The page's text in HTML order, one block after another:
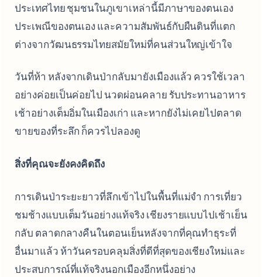
ประเทศไทย ชุมชนในภูเขาเหล่านี้มีภาษาของตนเอง
ประเพณีของตนเอง และความสัมพันธ์กับผืนดินที่แตก
ต่างจากวัฒนธรรมไทยสมัยใหม่ที่คนส่วนใหญ่เข้าใจ
วันที่ห้า หลังจากเดินป่ากลับมายังเมืองแล้ว ควรใช้เวลา
อย่างค่อยเป็นค่อยไป นวดผ่อนคลาย รับประทานอาหาร
เช้าอย่างเต็มอิ่มในเมืองเก่า และหากยังไม่เคยไปตลาด
ขายของที่ระลึก ก็ควรไปลองดู
สิ่งที่คุณจะยังคงคิดถึง
การเดินป่าระยะยาวที่ลึกเข้าไปในพื้นที่แม่จำ การเที่ยว
ชมช้างแบบเต็มวันอย่างแท้จริง เชียงรายแบบไปเช้าเย็น
กลับ ตลาดกลางคืนในตอนเย็นหลังจากที่คุณทำธุระที่
อื่นมาแล้ว ห้าวันครอบคลุมสิ่งที่ดีที่สุดของเชียงใหม่และ
ประสบการณ์ที่แท้จริงนอกเมืองอีกหนึ่งอย่าง